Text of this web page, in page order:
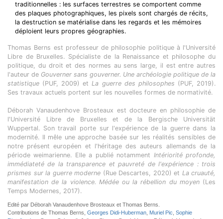
traditionnelles : les surfaces terrestres se comportent comme
des plaques photographiques, les pixels sont chargés de récits,
la destruction se matérialise dans les regards et les mémoires
déploient leurs propres géographies.
Thomas Berns est professeur de philosophie politique à l'Université
Libre de Bruxelles. Spécialiste de la Renaissance et philosophe du
politique, du droit et des normes au sens large, il est entre autres
l'auteur de Gouverner sans gouverner. Une archéologie politique de la
statistique (PUF, 2009) etLa guerre des philosophes (PUF, 2019).
Ses travaux actuels portent sur les nouvelles formes de normativité.
Déborah Vanaudenhove Brosteaux est docteure en philosophie de
l'Université Libre de Bruxelles et de la Bergische Universität
Wuppertal. Son travail porte sur l'expérience de la guerre dans la
modernité. Il mêle une approche basée sur les réalités sensibles de
notre présent européen et l'héritage des auteurs allemands de la
période weimarienne. Elle a publié notamment Intériorité profonde,
immédiateté de la transparence et pauvreté de l'expérience : trois
prismes sur la guerre moderne (Rue Descartes, 2020) et La cruauté,
manifestation de la violence. Médée ou la rébellion du moyen(Les
Temps Modernes, 2017).
Edité par Déborah Vanaudenhove Brosteaux et Thomas Berns.
Contributions de Thomas Berns, Georges Didi-Huberman Muriel Pic Sophie